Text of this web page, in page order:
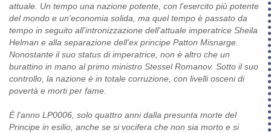
attuale. Un tempo una nazione potente, con l'esercito più potente
del mondo e un'economia solida, ma quel tempo è passato da
tempo in seguito all'intronizzazione dell'attuale imperatrice Sheila
Helman e alla separazione dell'ex principe Patton Misnarge.
Nonostante il suo status di imperatrice, non è altro che un
burattino in mano al primo ministro Stessel Romanov. Sotto il suo
controllo, la nazione è in totale corruzione, con livelli osceni di
povertà e morti per fame.
È l'anno LP0006, solo quattro anni dalla presunta morte del
Principe in esilio, anche se si vocifera che non sia morto e si